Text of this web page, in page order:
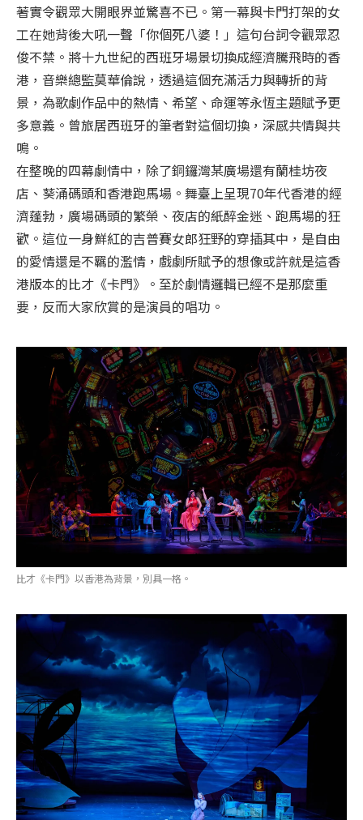
著實令觀眾大開眼界並驚喜不已。第一幕與卡門打架的女
工在她背後大吼一聲「你個死八婆！」這句台詞令觀眾忍
俊不禁。將十九世紀的西班牙場景切換成經濟騰飛時的香
港，音樂總監莫華倫說，透過這個充滿活力與轉折的背
景，為歌劇作品中的熱情、希望、命運等永恆主題賦予更
多意義。曾旅居西班牙的筆者對這個切換，深感共情與共
鳴。
在整晚的四幕劇情中，除了銅鑼灣某廣場還有蘭桂坊夜
店、葵涌碼頭和香港跑馬場。舞臺上呈現70年代香港的經
濟蓬勃，廣場碼頭的繁榮、夜店的紙醉金迷、跑馬場的狂
歡。這位一身鮮紅的吉普賽女郎狂野的穿插其中，是自由
的愛情還是不羈的濫情，戲劇所賦予的想像或許就是這香
港版本的比才《卡門》。至於劇情邏輯已經不是那麼重
要，反而大家欣賞的是演員的唱功。
比才《卡門》以香港為背景，別具一格。